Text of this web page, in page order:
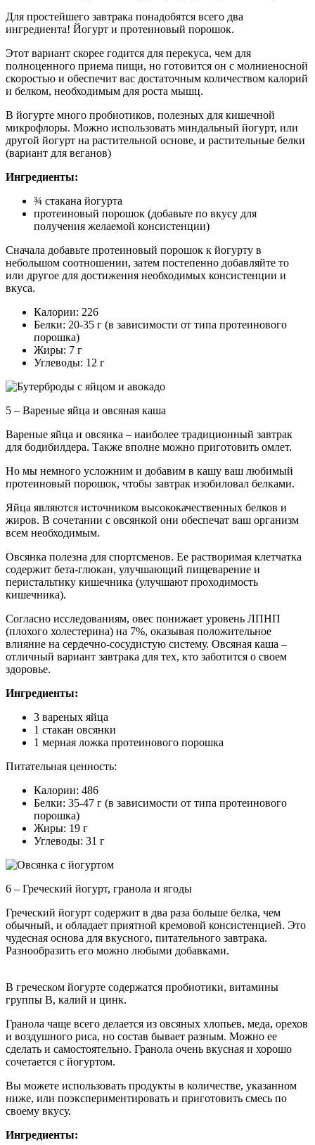
Для простейшего завтрака понадобятся всего два
ингредиента! Йогурт и протеиновый порошок.
Этот вариант скорее годится для перекуса, чем для
полноценного приема пищи, но готовится он с молниеносной
скоростью и обеспечит вас достаточным количеством калорий
и белком, необходимым для роста мышц.
В йогурте много пробиотиков, полезных для кишечной
микрофлоры. Можно использовать миндальный йогурт, или
другой йогурт на растительной основе, и растительные белки
(вариант для веганов)
Ингредиенты:
¾ стакана йогурта
протеиновый порошок (добавьте по вкусу для
получения желаемой консистенции)
Сначала добавьте протеиновый порошок к йогурту в
небольшом соотношении, затем постепенно добавляйте то
или другое для достижения необходимых консистенции и
вкуса.
Калории: 226
Белки: 20-35 г (в зависимости от типа протеинового
порошка)
Жиры: 7 г
Углеводы: 12 г
5 – Вареные яйца и овсяная каша
Вареные яйца и овсянка – наиболее традиционный завтрак
для бодибилдера. Также вполне можно приготовить омлет.
Но мы немного усложним и добавим в кашу ваш любимый
протеиновый порошок, чтобы завтрак изобиловал белками.
Яйца являются источником высококачественных белков и
жиров. В сочетании с овсянкой они обеспечат ваш организм
всем необходимым.
Овсянка полезна для спортсменов. Ее растворимая клетчатка
содержит бета-глюкан, улучшающий пищеварение и
перистальтику кишечника (улучшают проходимость
кишечника).
Согласно исследованиям, овес понижает уровень ЛПНП
(плохого холестерина) на 7%, оказывая положительное
влияние на сердечно-сосудистую систему. Овсяная каша –
отличный вариант завтрака для тех, кто заботится о своем
здоровье.
Ингредиенты:
3 вареных яйца
1 стакан овсянки
1 мерная ложка протеинового порошка
Питательная ценность:
Калории: 486
Белки: 35-47 г (в зависимости от типа протеинового
порошка)
Жиры: 19 г
Углеводы: 31 г
6 – Греческий йогурт, гранола и ягоды
Греческий йогурт содержит в два раза больше белка, чем
обычный, и обладает приятной кремовой консистенцией. Это
чудесная основа для вкусного, питательного завтрака.
Разнообразить его можно любыми добавками.
В греческом йогурте содержатся пробиотики, витамины
группы В, калий и цинк.
Гранола чаще всего делается из овсяных хлопьев, меда, орехов
и воздушного риса, но состав бывает разным. Можно ее
сделать и самостоятельно. Гранола очень вкусная и хорошо
сочетается с йогуртом.
Вы можете использовать продукты в количестве, указанном
ниже, или поэкспериментировать и приготовить смесь по
своему вкусу.
Ингредиенты: